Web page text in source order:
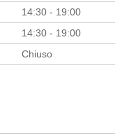
14:30 - 19:00
14:30 - 19:00
Chiuso